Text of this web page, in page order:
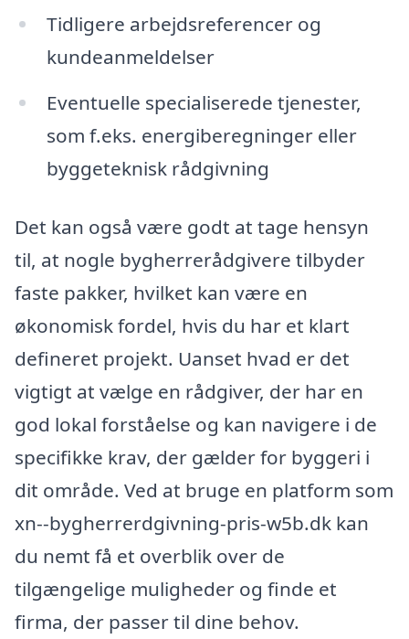
Tidligere arbejdsreferencer og
kundeanmeldelser
Eventuelle specialiserede tjenester,
som f.eks. energiberegninger eller
byggeteknisk rådgivning
Det kan også være godt at tage hensyn
til, at nogle bygherrerådgivere tilbyder
faste pakker, hvilket kan være en
økonomisk fordel, hvis du har et klart
defineret projekt. Uanset hvad er det
vigtigt at vælge en rådgiver, der har en
god lokal forståelse og kan navigere i de
specifikke krav, der gælder for byggeri i
dit område. Ved at bruge en platform som
xn--bygherrerdgivning-pris-w5b.dk kan
du nemt få et overblik over de
tilgængelige muligheder og finde et
firma, der passer til dine behov.